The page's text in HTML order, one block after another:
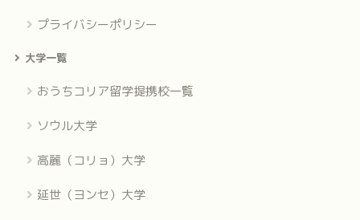
プライバシーポリシー
大学一覧
おうちコリア留学提携校一覧
ソウル大学
高麗（コリョ）大学
延世（ヨンセ）大学